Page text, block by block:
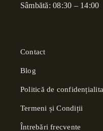
Sâmbătă: 08:30 – 14:00
Contact
Blog
Politică de
Termeni și Condiții
Întrebări frecvente